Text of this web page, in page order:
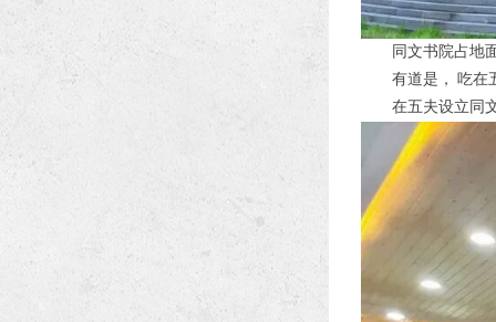
同文书院占地
有道是， 吃在
在五夫设立同